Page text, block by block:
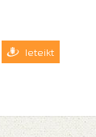
Ieteikt